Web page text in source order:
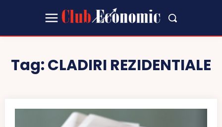
Tag:CLADIRI REZIDENTIALE